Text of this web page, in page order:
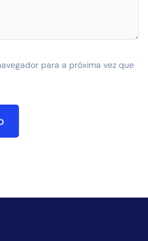
para a próxima vez que